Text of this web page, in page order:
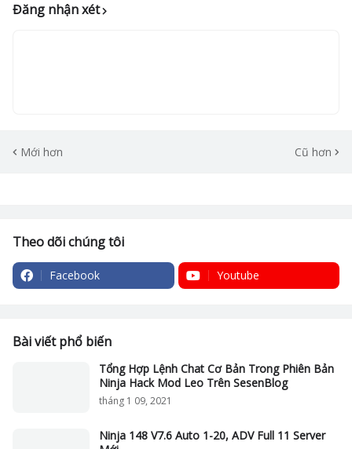
Đăng nhận xét
Mới hơn Cũ hơn
Theo dõi chúng tôi
Facebook Youtube
Bài viết phổ biến
Tổng Hợp Lệnh Chat Cơ Bản Trong Phiên Bản
Ninja Hack Mod Leo Trên SesenBlog
tháng 1 09, 2021
Ninja 148 V7.6 Auto 1-20, ADV Full 11 Server